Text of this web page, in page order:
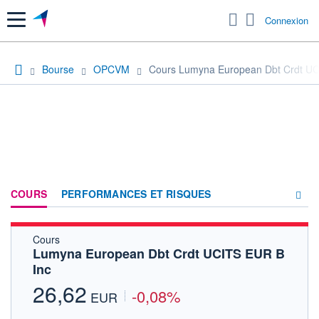
Menu Connexion
Bourse OPCVM Cours Lumyna European Dbt Crdt
COURS PERFORMANCES ET RISQUES
FORUM
Cours
Lumyna European Dbt Crdt UCITS EUR B
Inc
26,62 EUR -0,08%